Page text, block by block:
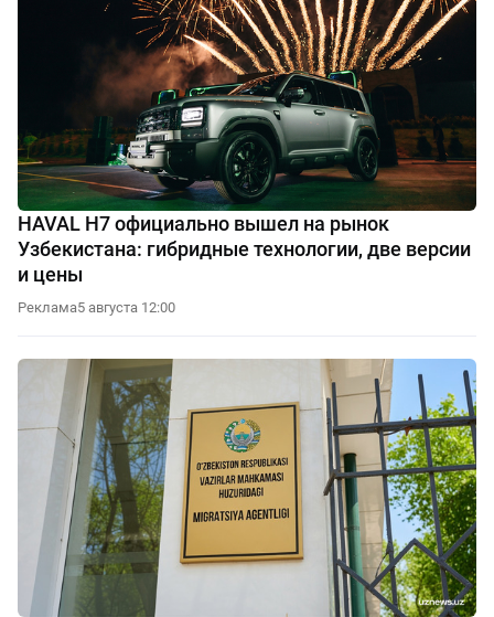
HAVAL H7 официально вышел на рынок
Узбекистана: гибридные технологии, две версии
и цены
Реклама5 августа 12:00